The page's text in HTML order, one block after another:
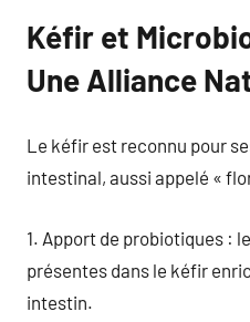
Kéfir et
Une Alliance
Le kéfir est reconnu pour
intestinal, aussi appelé «
1. Apport de probiotiques :
présentes dans le kéfir
intestin.